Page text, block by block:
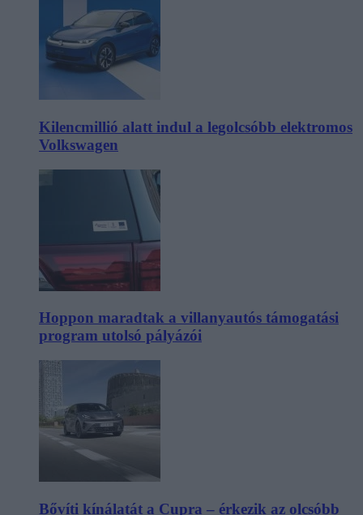
Kilencmillió alatt indul a legolcsóbb elektromos
Volkswagen
Hoppon maradtak a villanyautós támogatási
program utolsó pályázói
Bővíti kínálatát a Cupra – érkezik az olcsóbb